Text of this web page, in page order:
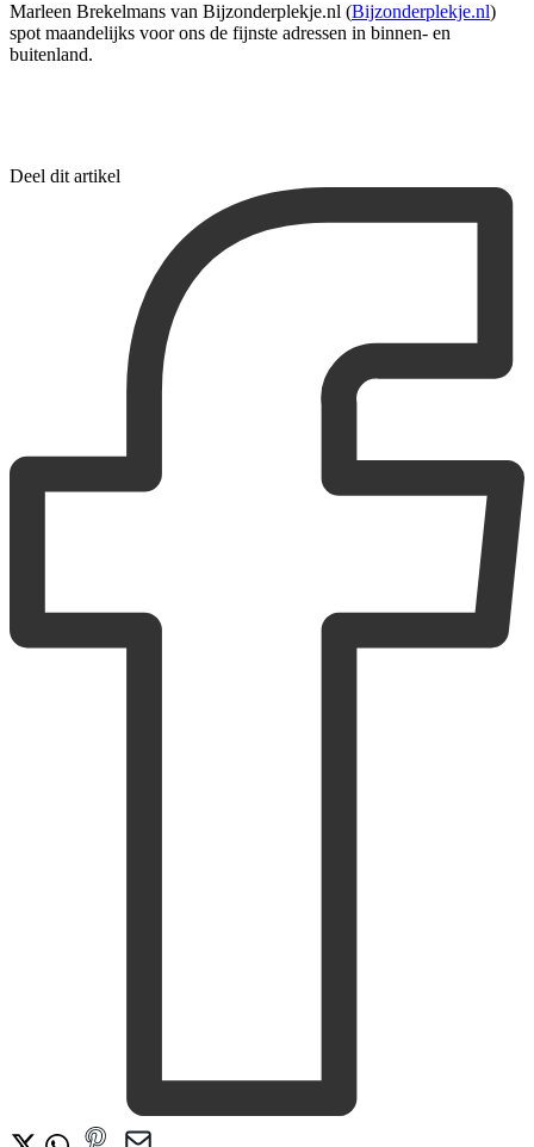
Marleen Brekelmans van Bijzonderplekje.nl (Bijzonderplekje.nl)
spot maandelijks voor ons de fijnste adressen in binnen- en
buitenland.
Deel dit artikel